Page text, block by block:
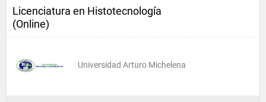
Licenciatura en Histotecnología
(Online)
Universidad Arturo Michelena